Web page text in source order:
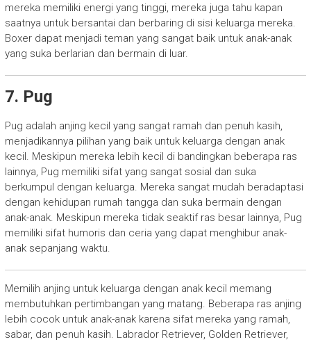
mereka memiliki energi yang tinggi, mereka juga tahu kapan
saatnya untuk bersantai dan berbaring di sisi keluarga mereka.
Boxer dapat menjadi teman yang sangat baik untuk anak-anak
yang suka berlarian dan bermain di luar.
7. Pug
Pug adalah anjing kecil yang sangat ramah dan penuh kasih,
menjadikannya pilihan yang baik untuk keluarga dengan anak
kecil. Meskipun mereka lebih kecil di bandingkan beberapa ras
lainnya, Pug memiliki sifat yang sangat sosial dan suka
berkumpul dengan keluarga. Mereka sangat mudah beradaptasi
dengan kehidupan rumah tangga dan suka bermain dengan
anak-anak. Meskipun mereka tidak seaktif ras besar lainnya, Pug
memiliki sifat humoris dan ceria yang dapat menghibur anak-
anak sepanjang waktu.
Memilih anjing untuk keluarga dengan anak kecil memang
membutuhkan pertimbangan yang matang. Beberapa ras anjing
lebih cocok untuk anak-anak karena sifat mereka yang ramah,
sabar, dan penuh kasih. Labrador Retriever, Golden Retriever,